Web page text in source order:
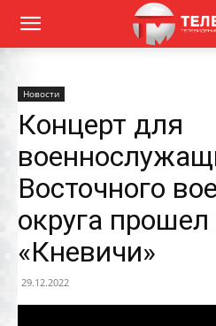
Новости
Концерт для
Восточного
округа
«Кневичи»
29.12.2022